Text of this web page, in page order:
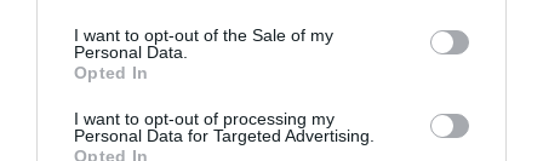
I want to opt-out of the Sale of my
Personal Data.
Opted In
I want to opt-out of processing my
Personal Data for Targeted Advertising.
Opted In
Studio Μαυρομιχάλη, Μαυρομιχάλη 134, Εξάρχεια
Studio Μαυρομιχάλη